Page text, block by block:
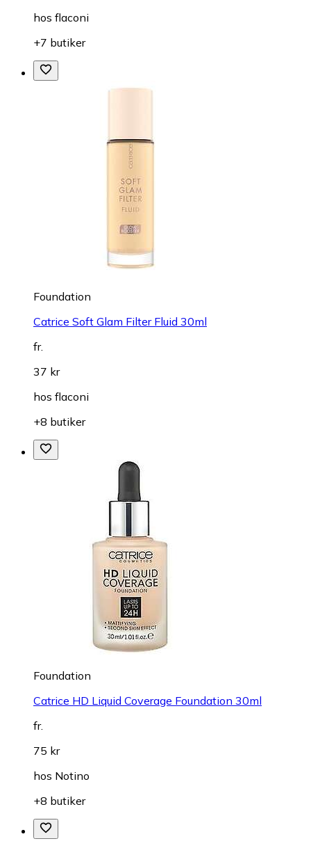
hos flaconi
+7 butiker
Foundation
Catrice Soft Glam Filter Fluid 30ml
fr.
37 kr
hos flaconi
+8 butiker
Foundation
Catrice HD Liquid Coverage Foundation 30ml
fr.
75 kr
hos Notino
+8 butiker